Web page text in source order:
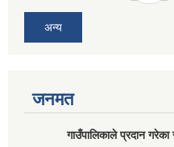
अन्य
जनमत
गाउँपालिकाले प्रदान